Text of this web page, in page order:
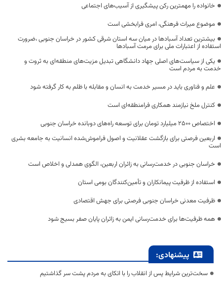
خانواده را مهمترین رکن پیشگیری از آسیب‌های اجتماعی
موضوع میراث فرهنگی، امری فرابخشی است
بیشترین تعداد آسبادها در میان سه استان شرقی کشور در خراسان جنوبی ،ضرورت
استفاده از اعتبارات ملی برای مرمت آسبادها
یکی از سیاست‌های اصلی جهاد دانشگاهی تبدیل مزیت‌های منطقه‌ای به ثروت و
خدمت به مردم است
علم و فناوری باید در مسیر خدمت به انسان و مقابله با ظلم به کار گرفته شود
کنترل ملخ نیازمند همکاری فرامنطقه‌ای است
اختصاص 2500 میلیارد تومان برای توسعه راه‌های دوبانده خراسان جنوبی
اربعین فرصتی برای بازگشت عقلانیت و اصول فراموش‌شده انسانیت به جامعه بشری
است
خراسان جنوبی در خدمت‌رسانی به زائران اربعین، الگوی همدلی و اخلاص است
استفاده از ظرفیت پیمانکاران و تأمین‌کنندگان بومی استان
ظرفیت معدنی خراسان جنوبی فرصتی برای جهش اقتصادی
همه ظرفیت‌ها برای خدمت‌رسانی ایمن به زائران پایان صفر بسیج شود
پیشنهادی:
سخت‌ترین شرایط پس از انقلاب را با اتکای به مردم پشت سر گذاشتیم